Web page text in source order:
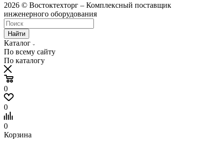
2026 © Востоктехторг – Комплексный поставщик
инженерного оборудования
Найти
Каталог
По всему сайту
По каталогу
0
0
0
Корзина